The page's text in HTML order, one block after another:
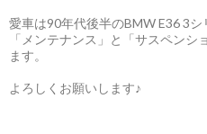
愛車は90年代後半のBMW E36 3シ
「メンテナンス」と「サスペン
ます。
よろしくお願いします♪